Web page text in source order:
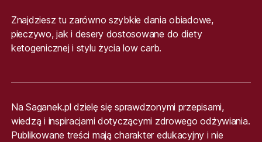
Znajdziesz tu zarówno szybkie dania obiadowe,
pieczywo, jak i desery dostosowane do diety
ketogenicznej i stylu życia low carb.
Na Saganek.pl dzielę się sprawdzonymi przepisami,
wiedzą i inspiracjami dotyczącymi zdrowego odżywiania.
Publikowane treści mają charakter edukacyjny i nie